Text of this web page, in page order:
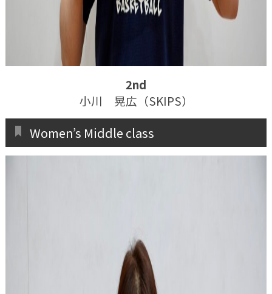
2nd
小川 晃広（SKIPS）
Women’s Middle class